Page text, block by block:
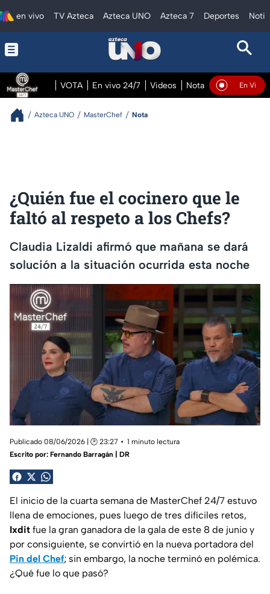
en vivo TV Azteca Azteca UNO Azteca 7 Deportes
VOTA En vivo 24/7 Videos Notas En vivo
En Vivo
Azteca UNO MasterChef Nota
¿Quién fue el cocinero que le
faltó al respeto a los Chefs?
Claudia Lizaldi afirmó que mañana se dará
solución a la situación ocurrida esta noche
Publicado 08/06/2026 | 🕑 23:27
1 minuto lectura
Escrito por: Fernando Barragán | DR
El inicio de la cuarta semana de MasterChef 24/7 estuvo
llena de emociones, pues luego de tres difíciles retos,
Ixdit fue la gran ganadora de la gala de este 8 de junio y
por consiguiente, se convirtió en la nueva portadora del
Pin del Chef; sin embargo, la noche terminó en polémica.
¿Qué fue lo que pasó?